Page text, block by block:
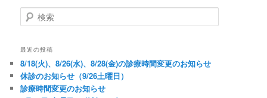
検索
最近の投稿
8/18(火)、8/26(水)、8/28(金)の診療時間変更のお知らせ
休診のお知らせ（9/26土曜日）
診療時間変更のお知らせ